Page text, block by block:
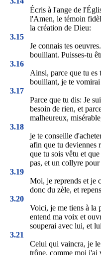
Écris à l'ange de
l'Amen, le témoin
la création de Dieu:
3.15
Je connais tes
bouillant. Puisses-tu
3.16
Ainsi, parce que tu es
bouillant, je te vomirai
3.17
Parce que tu dis: Je
besoin de rien, et
malheureux,
3.18
je te conseille
afin que tu deviennes
que tu sois vêtu et
pas, et un collyre
3.19
Moi, je reprends et je
donc du zèle, et
3.20
Voici, je me tiens à la
entend ma voix et
souperai avec lui, et
3.21
Celui qui vaincra, je
trône, comme moi j'ai